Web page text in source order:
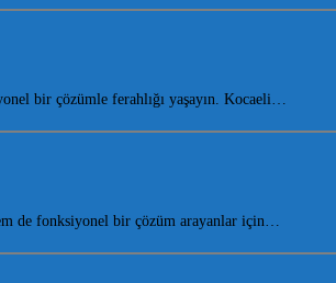
bir çözümle ferahlığı yaşayın. Kocaeli…
de fonksiyonel bir çözüm arayanlar için…